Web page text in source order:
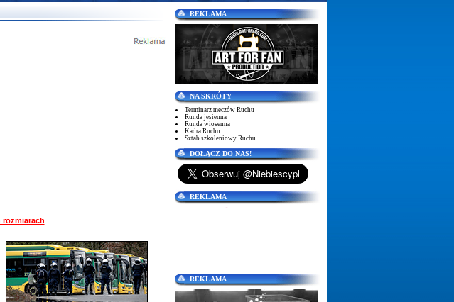
REKLAMA
NA SKRÓTY
Terminarz meczów Ruchu
Runda jesienna
Runda wiosenna
Kadra Ruchu
Sztab szkoleniowy Ruchu
DOŁĄCZ DO NAS!
REKLAMA
REKLAMA